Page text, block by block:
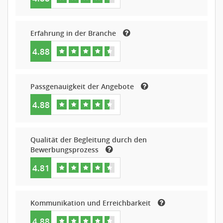
Erfahrung in der Branche
4.88
Passgenauigkeit der Angebote
4.88
Qualität der Begleitung durch den
Bewerbungsprozess
4.81
Kommunikation und Erreichbarkeit